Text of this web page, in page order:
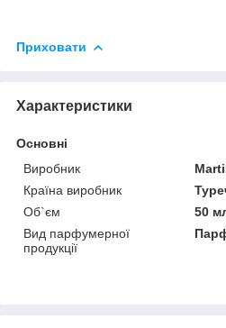
Приховати
Характеристики
Основні
Виробник
Країна виробник
Об`єм
50
Вид парфумерної
продукції